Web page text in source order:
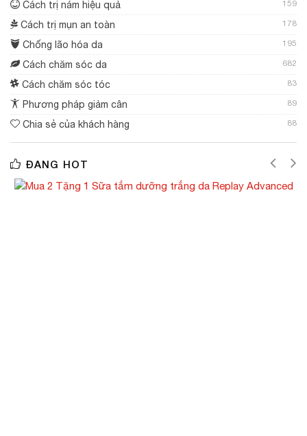
Cách trị nám hiệu quả 159
Cách trị mụn an toàn 178
Chống lão hóa da 195
Cách chăm sóc da 682
Cách chăm sóc tóc 83
Phương pháp giảm cân 89
Chia sẻ của khách hàng 88
ĐANG HOT